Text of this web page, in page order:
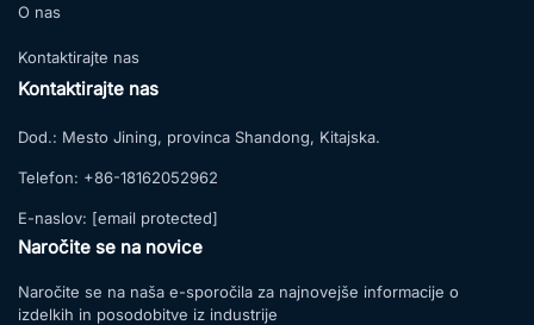
O nas
Kontaktirajte nas
Kontaktirajte nas
Dod.: Mesto Jining, provinca Shandong, Kitajska.
Telefon: +86-18162052962
E-naslov: [email protected]
Naročite se na novice
Naročite se na naša e-sporočila za najnovejše informacije o
izdelkih in posodobitve iz industrije